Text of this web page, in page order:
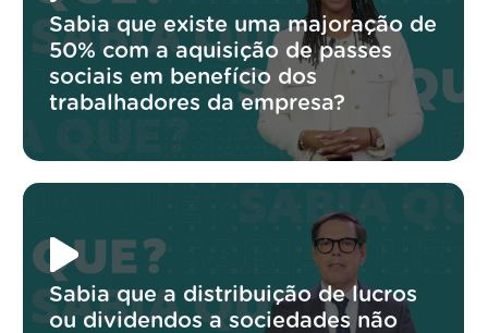
Sabia que existe uma majoração de
50% com a aquisição de passes
sociais em benefício dos
trabalhadores da empresa?
Sabia que a distribuição de lucros
ou dividendos a sociedades não